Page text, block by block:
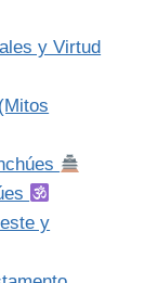
y Virtud
y